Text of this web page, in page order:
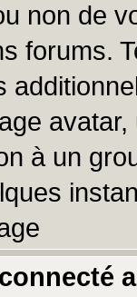
non de
forums.
à un